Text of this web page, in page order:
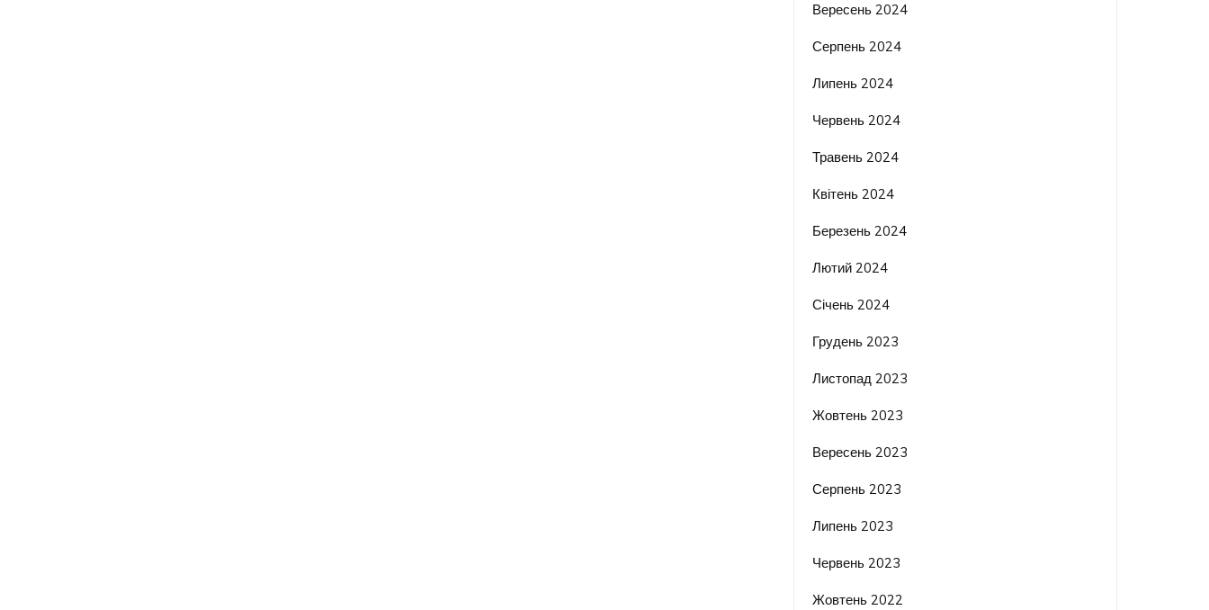
Вересень 2024
Серпень 2024
Липень 2024
Червень 2024
Травень 2024
Квітень 2024
Березень 2024
Лютий 2024
Січень 2024
Грудень 2023
Листопад 2023
Жовтень 2023
Вересень 2023
Серпень 2023
Липень 2023
Червень 2023
Жовтень 2022